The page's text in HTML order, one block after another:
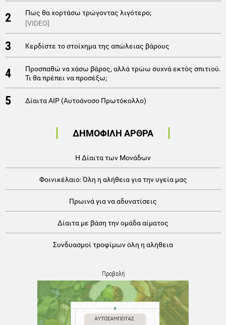
2
Πως θα χορτάσω τρώγοντας λιγότερο;
[VIDEO]
3 Κερδίστε το στοίχημα της απώλειας βάρους
4
Προσπαθώ να χάσω βάρος, αλλά τρώω συχνά εκτός σπιτιού.
Τι θα πρέπει να προσέξω;
5 Δίαιτα AIP (Αυτοάνοσο Πρωτόκολλο)
ΔΗΜΟΦΙΛΗ ΑΡΘΡΑ
Η Δίαιτα των Μονάδων
Φοινικέλαιο: Όλη η αλήθεια για την υγεία μας
Πρωινά για να αδυνατίσεις
Δίαιτα με βάση την ομάδα αίματος
Συνδυασμοί τροφίμων όλη η αλήθεια
Προβολή